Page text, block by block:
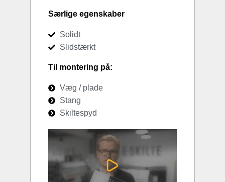
Særlige egenskaber
Solidt
Slidstærkt
Til montering på:
Væg / plade
Stang
Skiltespyd